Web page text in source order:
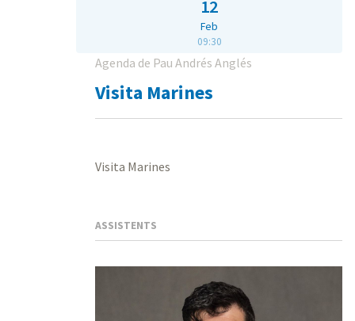
12
Feb
09:30
Agenda de Pau Andrés Anglés
Visita Marines
Visita Marines
ASSISTENTS